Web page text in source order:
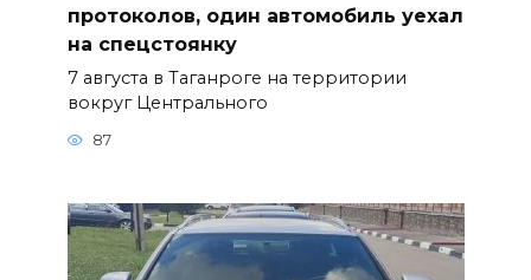
протоколов, один автомобиль уехал
на спецстоянку
7 августа в Таганроге на территории
вокруг Центрального
87